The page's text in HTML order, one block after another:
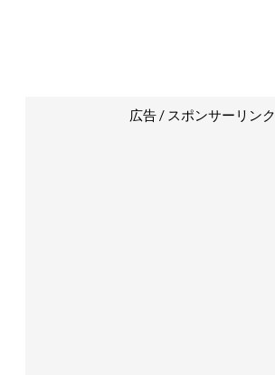
広告 / スポンサーリンク